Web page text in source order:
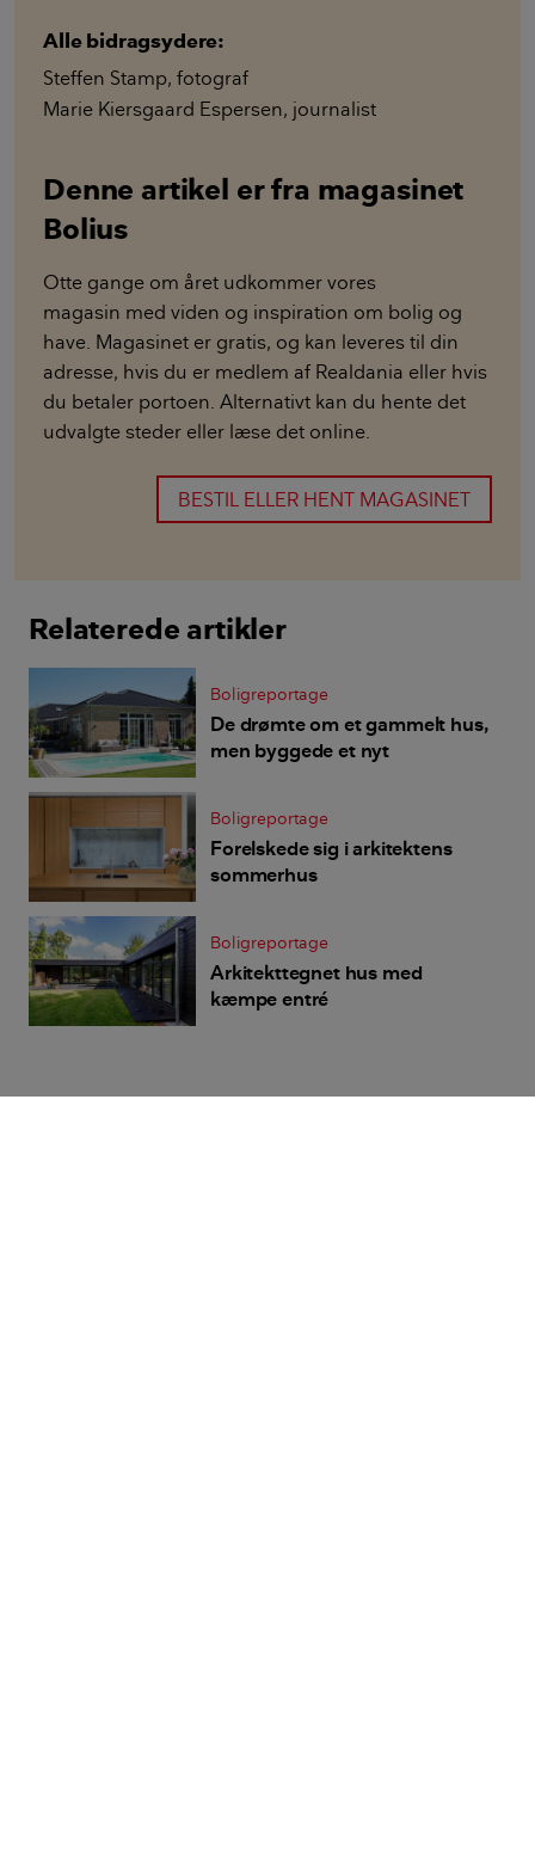
Alle bidragsydere:
Steffen Stamp, fotograf
Marie Kiersgaard Espersen, journalist
Denne artikel er fra magasinet
Bolius
Otte gange om året udkommer vores
magasin med viden og inspiration om bolig og
have. Magasinet er gratis, og kan leveres til din
adresse, hvis du er medlem af Realdania eller hvis
du betaler portoen. Alternativt kan du hente det
udvalgte steder eller læse det online.
BESTIL ELLER HENT MAGASINET
Relaterede artikler
Boligreportage
De drømte om et gammelt hus,
men byggede et nyt
Boligreportage
Forelskede sig i arkitektens
sommerhus
Boligreportage
Arkitekttegnet hus med
kæmpe entré